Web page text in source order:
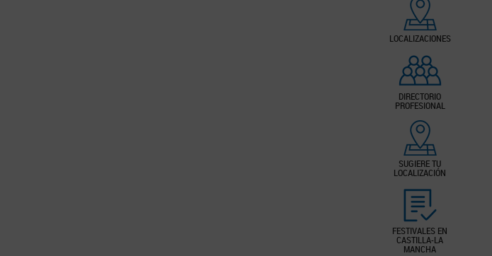
LOCALIZACIONES
DIRECTORIO
PROFESIONAL
SUGIERE TU
LOCALIZACIÓN
FESTIVALES EN
CASTILLA-LA
MANCHA